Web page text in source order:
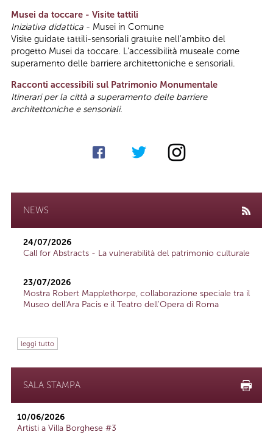
Musei da toccare - Visite tattili
Iniziativa didattica - Musei in Comune
Visite guidate tattili-sensoriali gratuite nell'ambito del
progetto Musei da toccare. L'accessibilità museale come
superamento delle barriere architettoniche e sensoriali.
Racconti accessibili sul Patrimonio Monumentale
Itinerari per la città a superamento delle barriere
architettoniche e sensoriali.
NEWS
24/07/2026
Call for Abstracts - La vulnerabilità del patrimonio culturale
23/07/2026
Mostra Robert Mapplethorpe, collaborazione speciale tra il
Museo dell'Ara Pacis e il Teatro dell'Opera di Roma
leggi tutto
SALA STAMPA
10/06/2026
Artisti a Villa Borghese #3